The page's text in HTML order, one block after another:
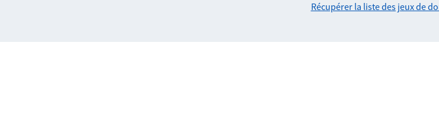
Récupérer la liste des jeux de